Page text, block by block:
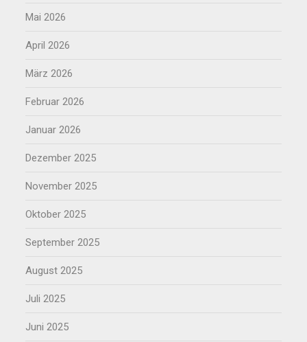
Mai 2026
April 2026
März 2026
Februar 2026
Januar 2026
Dezember 2025
November 2025
Oktober 2025
September 2025
August 2025
Juli 2025
Juni 2025